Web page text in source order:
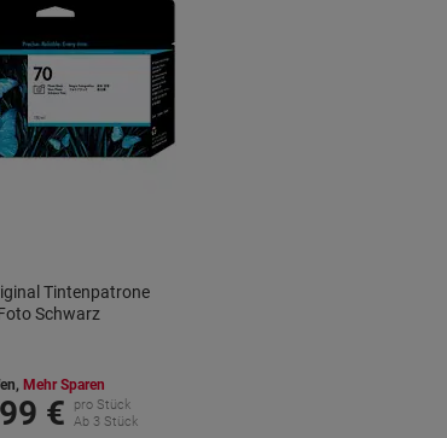
Tintenpatrone
Schwarz
Mehr Sparen
€
pro Stück
Ab 3 Stück